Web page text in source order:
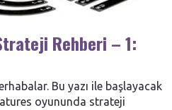
Rehberi – 1:
Bu yazı ile başlayacak
oyununda strateji